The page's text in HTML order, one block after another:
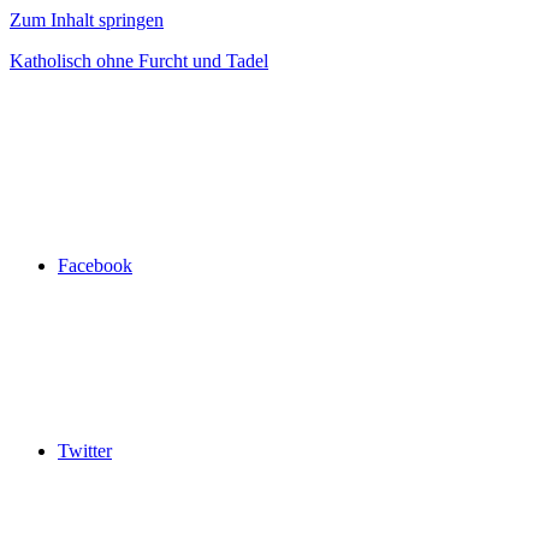
Zum Inhalt springen
Katholisch ohne Furcht und Tadel
Facebook
Twitter